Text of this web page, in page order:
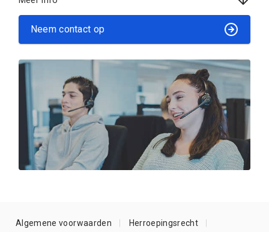
Neem contact op
Algemene voorwaarden Herroepingsrecht